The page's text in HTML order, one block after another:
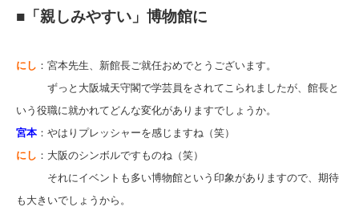
■「親しみやすい」博物館に
にし ：宮本先生、新館長ご就任おめでとうございます。
ずっと大阪城天守閣で学芸員をされてこられましたが、館長と
いう役職に就かれてどんな変化がありますでしょうか。
宮本 ：やはりプレッシャーを感じますね（笑）
にし ：大阪のシンボルですものね（笑）
それにイベントも多い博物館という印象がありますので、期待
も大きいでしょうから。